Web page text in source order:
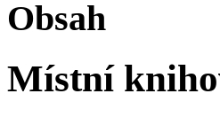
Obsah
Místní